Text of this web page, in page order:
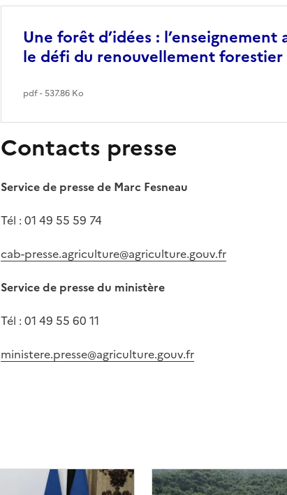
Une forêt d’idées :
le défi du renouvellement forestier
pdf - 537.86 Ko
Contacts presse
Service de presse de Marc Fesneau
Tél : 01 49 55 59 74
cab-presse.agriculture@agriculture.gouv.fr
Service de presse du ministère
Tél : 01 49 55 60 11
ministere.presse@agriculture.gouv.fr